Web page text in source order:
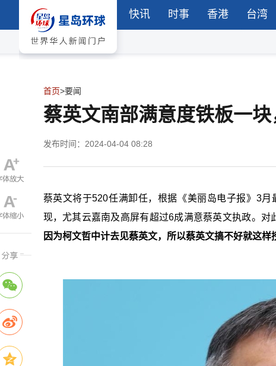
快讯 时事 香港 台湾
首页>要闻
蔡英文南部满意度铁板一
发布时间：2024-04-04 08:28
蔡英文将于520任满卸任，根据《美丽岛电子报》3月
现，尤其云嘉南及高屏有超过6成满意蔡英文执政。对
因为柯文哲中计去见蔡英文，所以蔡英文搞不好就这样